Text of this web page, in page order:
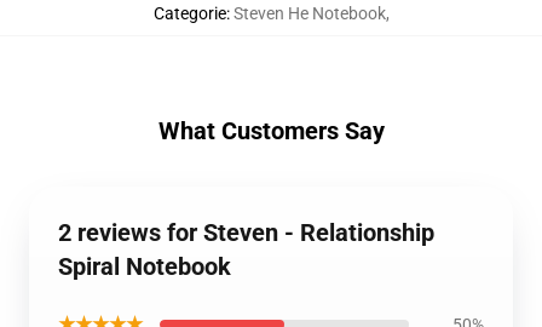
Categorie:Steven He Notebook,
What Customers Say
2 reviews for Steven - Relationship
Spiral Notebook